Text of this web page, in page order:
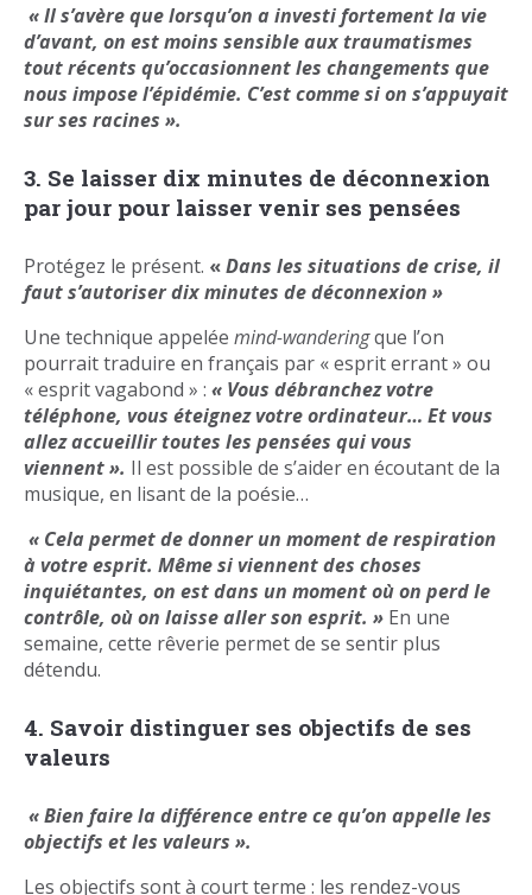
« Il s’avère que lorsqu’on a investi fortement la vie
d’avant, on est moins sensible aux traumatismes
tout récents qu’occasionnent les changements que
nous impose l’épidémie. C’est comme si on s’appuyait
sur ses racines ».
3. Se laisser dix minutes de déconnexion
par jour pour laisser venir ses pensées
Protégez le présent. «Dans les situations de crise, il
faut s’autoriser dix minutes de déconnexion »
Une technique appelée mind-wanderingque l’on
pourrait traduire en français par « esprit errant » ou
« esprit vagabond » : « Vous débranchez votre
téléphone, vous éteignez votre ordinateur… Et vous
allez accueillir toutes les pensées qui vous
viennent ». Il est possible de s’aider en écoutant de la
musique, en lisant de la poésie…
« Cela permet de donner un moment de respiration
à votre esprit. Même si viennent des choses
inquiétantes, on est dans un moment où on perd le
contrôle, où on laisse aller son esprit. » En une
semaine, cette rêverie permet de se sentir plus
détendu.
4. Savoir distinguer ses objectifs de ses
valeurs
« Bien faire la différence entre ce qu’on appelle les
objectifs et les valeurs ».
Les objectifs sont à court terme : les rendez-vous